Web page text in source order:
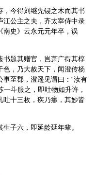
，今得刘继先锓之木而其书
江公主之夫，齐太宰侍中录
南史》云永元元年卒，误
书题其赠官，岂萧广得其椁
，乃大赦天下，闻澄传杨
至郡，澄遥见谓曰：“汝有
斗服之，即吐物如升许，
十三枚，疾乃瘳，其妙皆
子六，即延龄延年辈。